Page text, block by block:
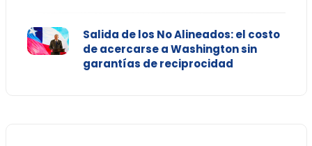
Salida de los No Alineados: el costo
de acercarse a Washington sin
garantías de reciprocidad